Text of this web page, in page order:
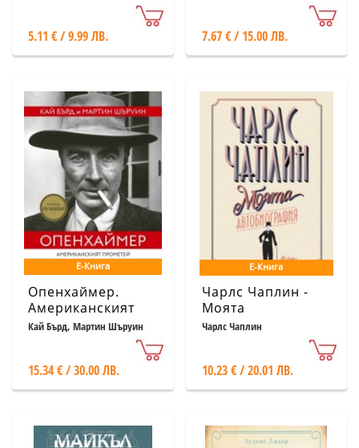
5.11 € / 9.99 ЛВ. 7.67 € / 15.00 ЛВ.
Е-Книга
Опенхаймер.
Американският
Прометей
Кай Бърд, Мартин Шъруин
15.34 € / 30.00 ЛВ.
Е-Книга
Чарлс Чаплин -
Моята
автобиография
Чарлс Чаплин
10.23 € / 20.01 ЛВ.